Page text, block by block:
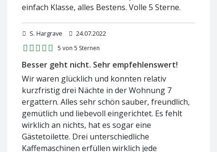
einfach Klasse, alles Bestens. Volle 5 Sterne.
S. Hargrave 24.07.2022
5 von 5 Sternen
Besser geht nicht. Sehr empfehlenswert!
Wir waren glücklich und konnten relativ
kurzfristig drei Nächte in der Wohnung 7
ergattern. Alles sehr schön sauber, freundlich,
gemütlich und liebevoll eingerichtet. Es fehlt
wirklich an nichts, hat es sogar eine
Gästetoilette. Drei unterschiedliche
Kaffemaschinen erfüllen wirklich jede